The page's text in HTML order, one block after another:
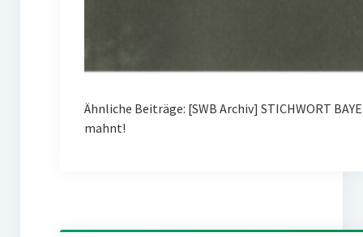
Ähnliche Beiträge: [SWB Archiv] STICHWORT
mahnt!